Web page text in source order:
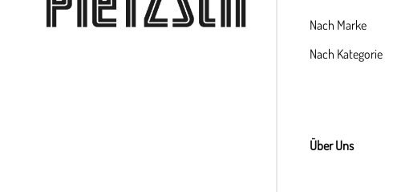
Nach Marke
Nach Kategorie
Über Uns